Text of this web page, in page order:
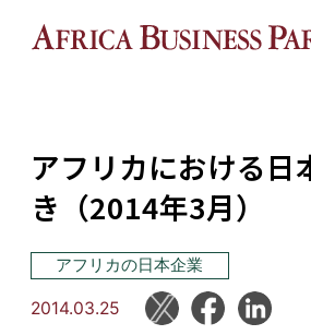
アフリカにおける日
き（2014年3月）
アフリカの日本企業
2014.03.25